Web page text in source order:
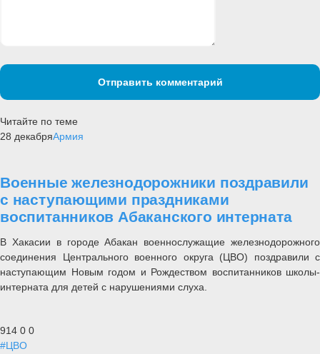
Отправить комментарий
Читайте по теме
28 декабряАрмия
Военные железнодорожники поздравили
с наступающими праздниками
воспитанников Абаканского интерната
В Хакасии в городе Абакан военнослужащие железнодорожного
соединения Центрального военного округа (ЦВО) поздравили с
наступающим Новым годом и Рождеством воспитанников школы-
интерната для детей с нарушениями слуха.
914 0 0
#ЦВО